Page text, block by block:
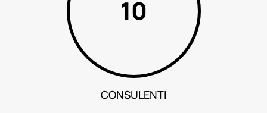
49
CONSULENTI